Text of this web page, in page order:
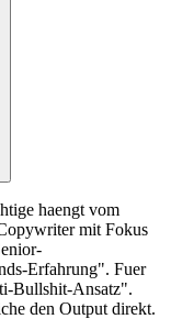
haengt vom
mit Fokus
Erfahrung". Fuer
Bullshit-Ansatz".
den Output direkt.